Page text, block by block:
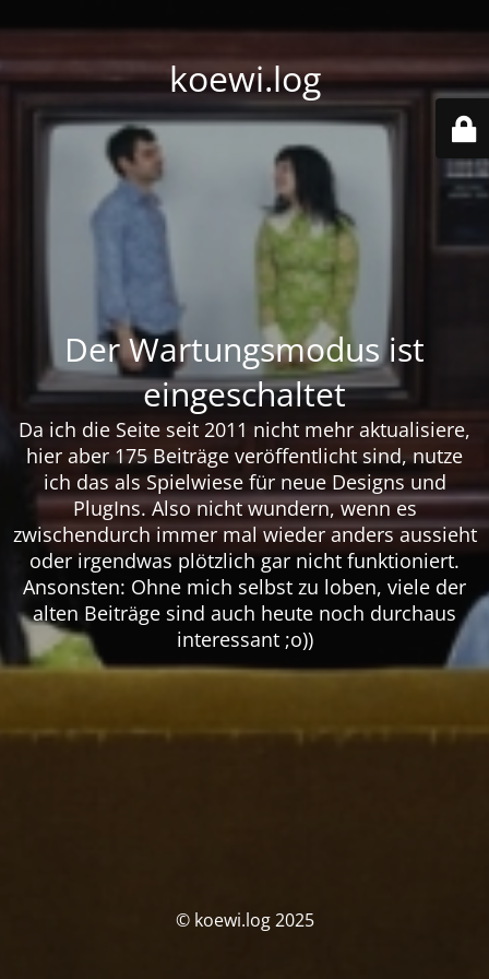
koewi.log
Der Wartungsmodus ist
eingeschaltet
Da ich die Seite seit 2011 nicht mehr aktualisiere,
hier aber 175 Beiträge veröffentlicht sind, nutze
ich das als Spielwiese für neue Designs und
PlugIns. Also nicht wundern, wenn es
zwischendurch immer mal wieder anders aussieht
oder irgendwas plötzlich gar nicht funktioniert.
Ansonsten: Ohne mich selbst zu loben, viele der
alten Beiträge sind auch heute noch durchaus
interessant ;o))
© koewi.log 2025